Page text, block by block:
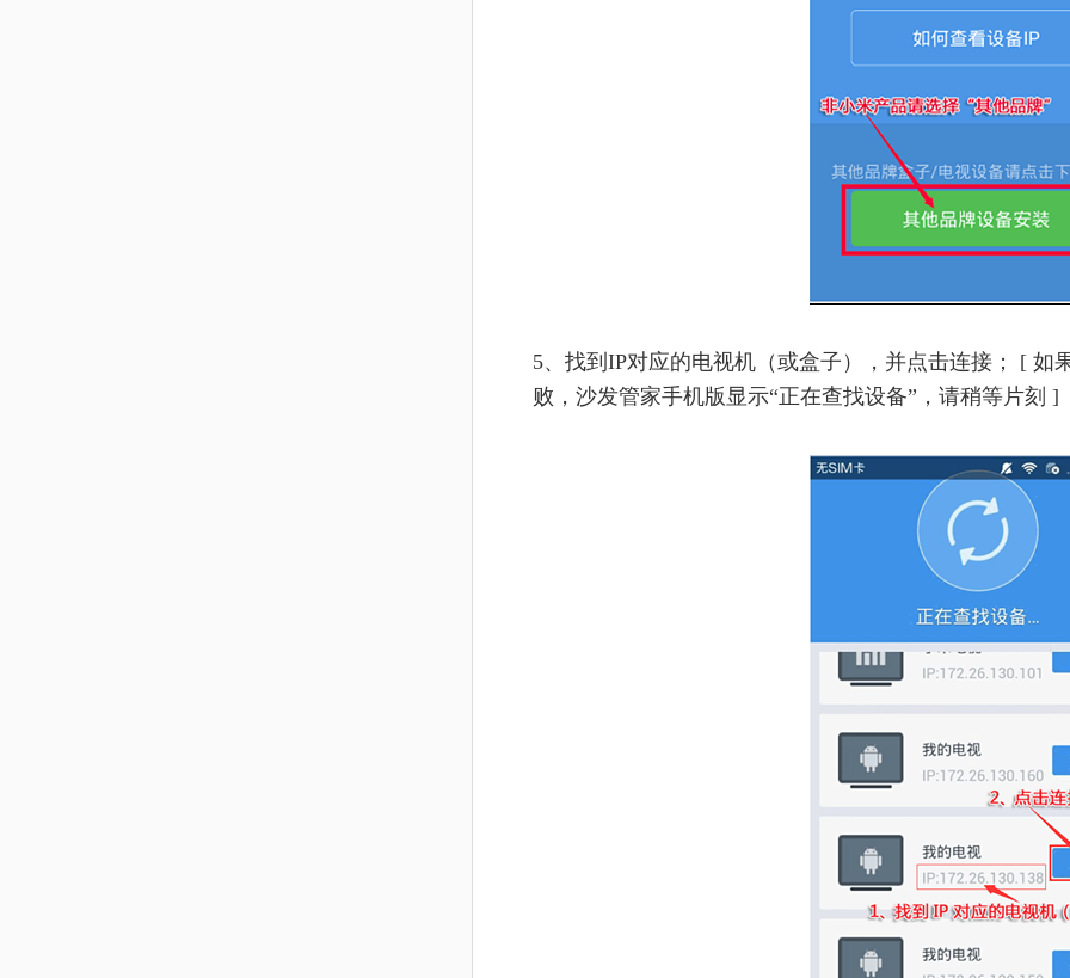
5、找到IP对应的电视机（或盒子），并点击连接； [ 如
败，沙发管家手机版显示“正在查找设备”，请稍等片刻 ]